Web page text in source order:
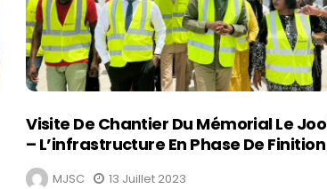
Visite De Chantier Du Mémorial Le
– L’infrastructure En Phase De Finition
MJSC 13 Juillet 2023